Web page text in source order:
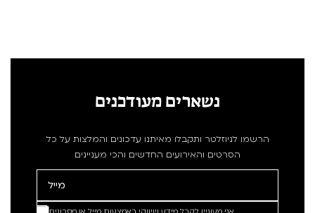
נשארים מעודכנים
הרשמו לניוזלטר ותקבלו מאיתנו עדכונים והמלצות על כל
הסרטים והאירועים החדשים והכי מעניינים